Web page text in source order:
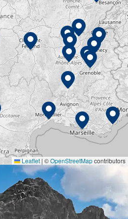
Leaflet | ©OpenStreetMapcontributors